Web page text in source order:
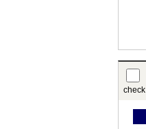
check